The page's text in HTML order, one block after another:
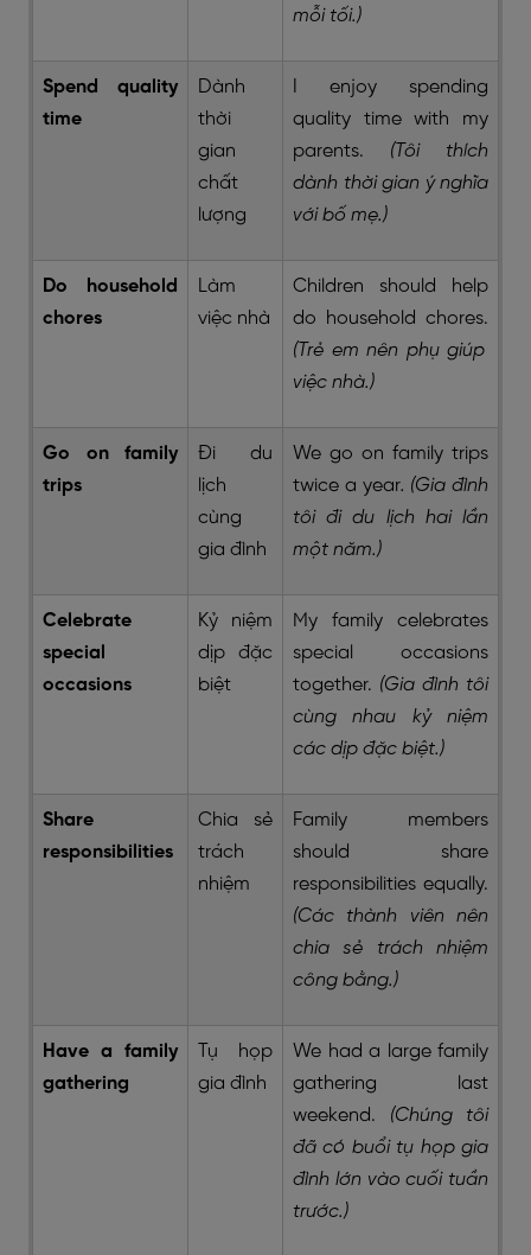
mỗi tối.)
Spend quality
time
Dành
thời
gian
chất
lượng
I enjoy spending
quality time with my
parents. (Tôi thích
dành thời gian ý nghĩa
với bố mẹ.)
Do household
chores
Làm
việc nhà
Children should help
do household chores.
(Trẻ em nên phụ giúp
việc nhà.)
Go on family
trips
Đi du
lịch
cùng
gia đình
We go on family trips
twice a year. (Gia đình
tôi đi du lịch hai lần
một năm.)
Celebrate
special
occasions
Kỷ niệm
dịp đặc
biệt
My family celebrates
special occasions
together. (Gia đình tôi
cùng nhau kỷ niệm
các dịp đặc biệt.)
Share
responsibilities
Chia sẻ
trách
nhiệm
Family members
should share
responsibilities equally.
(Các thành viên nên
chia sẻ trách nhiệm
công bằng.)
Have a family
gathering
Tụ họp
gia đình
We had a large family
gathering last
weekend. (Chúng tôi
đã có buổi tụ họp gia
đình lớn vào cuối tuần
trước.)